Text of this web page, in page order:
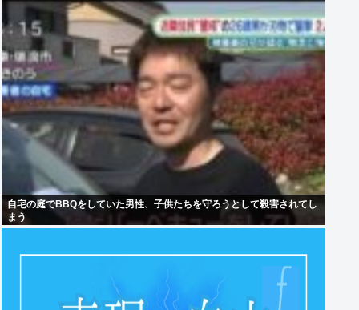
自宅の庭でBBQをしていた男性、子供たちを守ろうとして殺害されてし
まう